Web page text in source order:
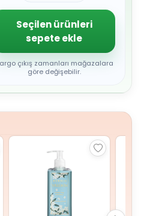
Kesesi Kalın Büyük
Loofah Sponge İpli Doğal
☆☆ (0
Kargo Bedava
TL
2
3
4
5
6
7
8
9
Seçilen ürünleri
sepete ekle
çıkış zamanları mağazalara
göre değişebilir.